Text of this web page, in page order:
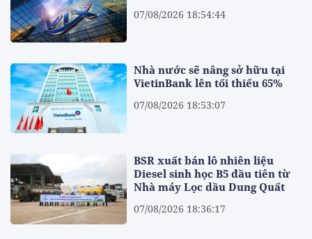
07/08/2026 18:54:44
Nhà nước sẽ nâng sở hữu tại
VietinBank lên tối thiểu 65%
07/08/2026 18:53:07
BSR xuất bán lô nhiên liệu
Diesel sinh học B5 đầu tiên từ
Nhà máy Lọc dầu Dung Quất
07/08/2026 18:36:17